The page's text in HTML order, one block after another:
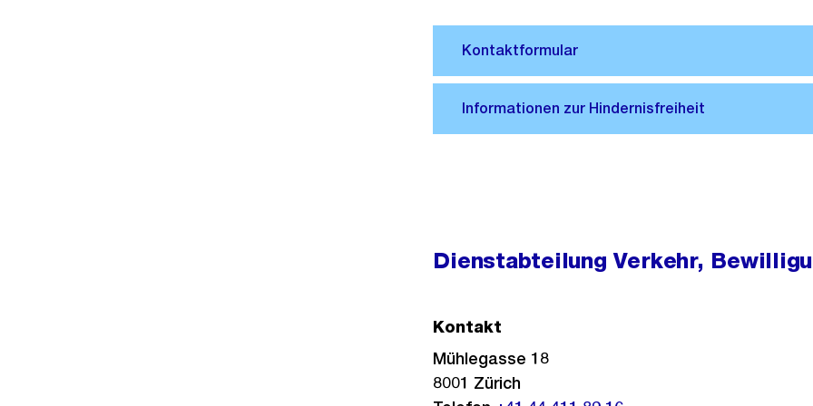
Dienstabteilung Verkehr,
Kontakt
Mühlegasse 18
8001 Zürich